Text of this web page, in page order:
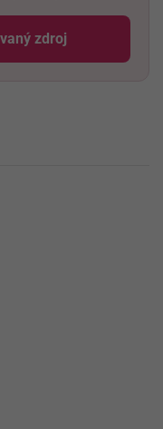
zdroj
odkaz sa otvorí v